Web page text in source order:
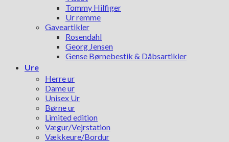
Tommy Hilfiger
Ur remme
Gaveartikler
Rosendahl
Georg Jensen
Gense Børnebestik & Dåbsartikler
Ure
Herre ur
Dame ur
Unisex Ur
Børne ur
Limited edition
Vægur/Vejrstation
Vækkeure/Bordur